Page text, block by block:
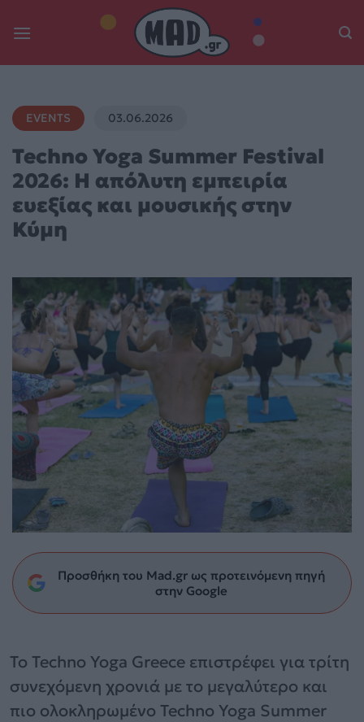
EVENTS 03.06.2026
Techno Yoga Summer Festival
2026: Η απόλυτη εμπειρία
ευεξίας και μουσικής στην
Κύμη
Προσθήκη του Mad.gr ως προτεινόμενη πηγή
στην Google
Το Techno Yoga Greece επιστρέφει για τρίτη
συνεχόμενη χρονιά με το μεγαλύτερο και
πιο ολοκληρωμένο Techno Yoga Summer